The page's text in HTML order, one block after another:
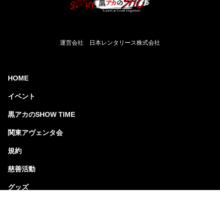
運営会社 日本レンタリース株式会社
HOME
イベント
黒アカのSHOW TIME
関東アヴェンタ会
規約
慈善活動
グッズ